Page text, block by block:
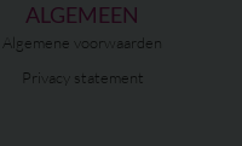
ALGEMEEN
Algemene voorwaarden
Privacy statement